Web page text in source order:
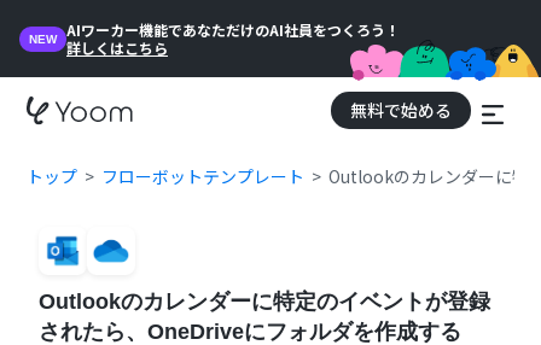
NEW
AIワーカー機能であなただけのAI社員をつくろう！
詳しくはこちら
無料で始める
トップ フローボットテンプレート Outlookのカレンダーに特
Outlookのカレンダーに特定のイベントが登録
されたら、OneDriveにフォルダを作成する